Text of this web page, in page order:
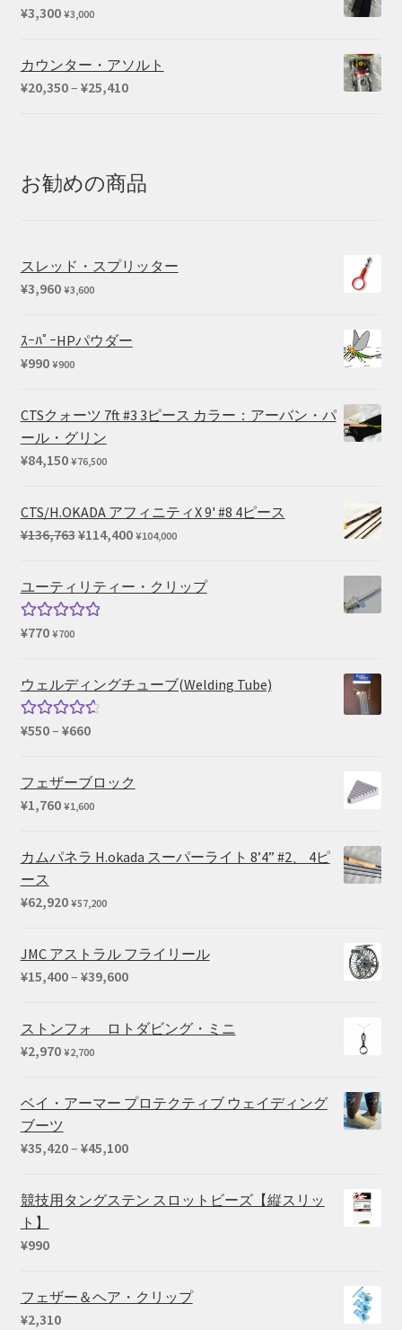
¥3,300 ¥3,000
カウンター・アソルト
¥20,350– ¥25,410価
–
¥25,410
お勧めの商品
スレッド・スプリッター
¥3,960 ¥3,600
ｽｰﾊﾟｰHPパウダー
¥990 ¥900
CTSクォーツ 7ft #3 3ピース カラー：アーバン・パ
ール・グリン
¥84,150 ¥76,500
CTS/H.OKADA アフィニティX 9' #8 4ピース
¥136,763元
価
格
し
た。
¥114,400現
で
¥104,000
ユーティリティー・クリップ
5段階中
¥770 ¥700
ウェルディングチューブ(Welding Tube)
5段階中
¥550– ¥660価
帯:
フェザーブロック
¥1,760 ¥1,600
カムパネラ H.okada スーパーライト 8’4” #2、 4ピ
ース
¥62,920 ¥57,200
JMC アストラル フライリール
¥15,400– ¥39,600価
帯:
ストンフォ ロトダビング・ミニ
¥2,970 ¥2,700
ベイ・アーマー プロテクティブ ウェイディング
ブーツ
¥35,420– ¥45,100価
帯:
競技用タングステン スロットビーズ【縦スリッ
ト】
¥990
フェザー＆ヘア・クリップ
¥2,310